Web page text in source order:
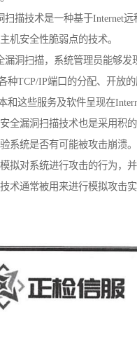
扫描技术是一种基于Internet远
机安全性脆弱点的技术。
漏洞扫描，系统管理员能够发
种TCP/IP端口的分配、开放的
和这些服务及软件呈现在
全漏洞扫描技术也是采用积
系统是否有可能被攻击崩溃
拟对系统进行攻击的行为，
术通常被用来进行模拟攻击